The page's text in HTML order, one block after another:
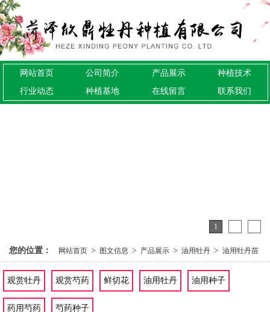
网站首页 公司简介 产品展示
种植技术
行业动态
种植基地 在线留言 联系我们
1 2 3
您的位置： 网站首页 图文信息 产品展示 > 油用牡丹 > 油用牡丹苗
观赏牡丹 观赏芍药